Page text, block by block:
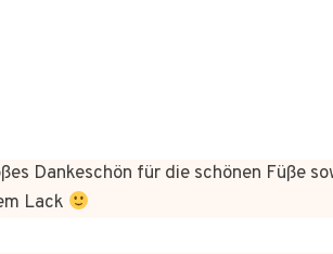
Dankeschön für die schönen Füße
Lack